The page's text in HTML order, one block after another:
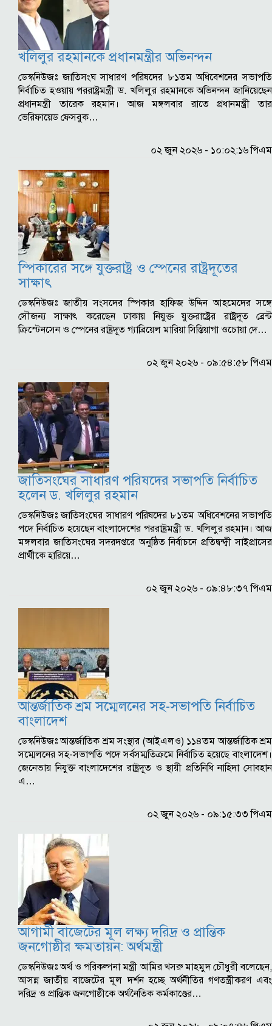
খলিলুর রহমানকে প্রধানমন্ত্রীর অভিনন্দন
ডেস্কনিউজঃ জাতিসংঘ সাধারণ পরিষদের ৮১তম অধিবেশনের সভাপতি
নির্বাচিত হওয়ায় পররাষ্ট্রমন্ত্রী ড. খলিলুর রহমানকে অভিনন্দন জানিয়েছেন
প্রধানমন্ত্রী তারেক রহমান। আজ মঙ্গলবার রাতে প্রধানমন্ত্রী তার
ভেরিফায়েড ফেসবুক…
০২ জুন ২০২৬ - ১০:০২:১৬ পিএম
স্পিকারের সঙ্গে যুক্তরাষ্ট্র ও স্পেনের রাষ্ট্রদূতের
সাক্ষাৎ
ডেস্কনিউজঃ জাতীয় সংসদের স্পিকার হাফিজ উদ্দিন আহমেদের সঙ্গে
সৌজন্য সাক্ষাৎ করেছেন ঢাকায় নিযুক্ত যুক্তরাষ্ট্রের রাষ্ট্রদূত ব্রেন্ট
ক্রিস্টেনসেন ও স্পেনের রাষ্ট্রদূত গ্যাব্রিয়েল মারিয়া সিস্তিয়াগা ওচোয়া দে…
০২ জুন ২০২৬ - ০৯:৫৪:৫৮ পিএম
জাতিসংঘের সাধারণ পরিষদের সভাপতি নির্বাচিত
হলেন ড. খলিলুর রহমান
ডেস্কনিউজঃ জাতিসংঘের সাধারণ পরিষদের ৮১তম অধিবেশনের সভাপতি
পদে নির্বাচিত হয়েছেন বাংলাদেশের পররাষ্ট্রমন্ত্রী ড. খলিলুর রহমান। আজ
মঙ্গলবার জাতিসংঘের সদরদপ্তরে অনুষ্ঠিত নির্বাচনে প্রতিদ্বন্দ্বী সাইপ্রাসের
প্রার্থীকে হারিয়ে…
০২ জুন ২০২৬ - ০৯:৪৮:৩৭ পিএম
আন্তর্জাতিক শ্রম সম্মেলনের সহ-সভাপতি নির্বাচিত
বাংলাদেশ
ডেস্কনিউজঃ আন্তর্জাতিক শ্রম সংস্থার (আইএলও) ১১৪তম আন্তর্জাতিক শ্রম
সম্মেলনের সহ-সভাপতি পদে সর্বসম্মতিক্রমে নির্বাচিত হয়েছে বাংলাদেশ।
জেনেভায় নিযুক্ত বাংলাদেশের রাষ্ট্রদূত ও স্থায়ী প্রতিনিধি নাহিদা সোবহান
এ…
০২ জুন ২০২৬ - ০৯:১৫:৩৩ পিএম
আগামী বাজেটের মূল লক্ষ্য দরিদ্র ও প্রান্তিক
জনগোষ্ঠীর ক্ষমতায়ন: অর্থমন্ত্রী
ডেস্কনিউজঃ অর্থ ও পরিকল্পনা মন্ত্রী আমির খসরু মাহমুদ চৌধুরী বলেছেন,
আসন্ন জাতীয় বাজেটের মূল দর্শন হচ্ছে অর্থনীতির গণতন্ত্রীকরণ এবং
দরিদ্র ও প্রান্তিক জনগোষ্ঠীকে অর্থনৈতিক কর্মকাণ্ডের…